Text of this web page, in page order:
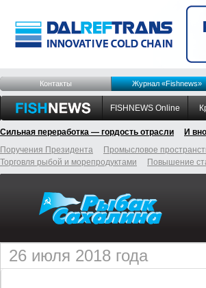
Контакты Журнал «Fishnews»
FISHNEWS Online
Сильная переработка — гордость отрасли И
Поручения Президента
Промысловое
Торговля рыбой и морепродуктами
Повышение
26 июля 2018 года